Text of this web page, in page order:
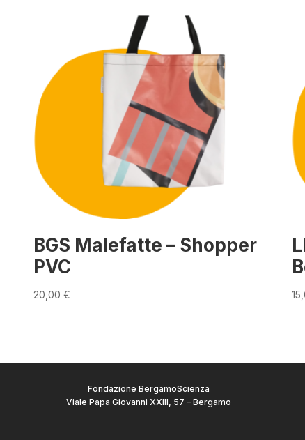
BGS Malefatte – Shopper
PVC
20,00 €
Fondazione BergamoScienza
Viale Papa Giovanni XXIII, 57 – Bergamo